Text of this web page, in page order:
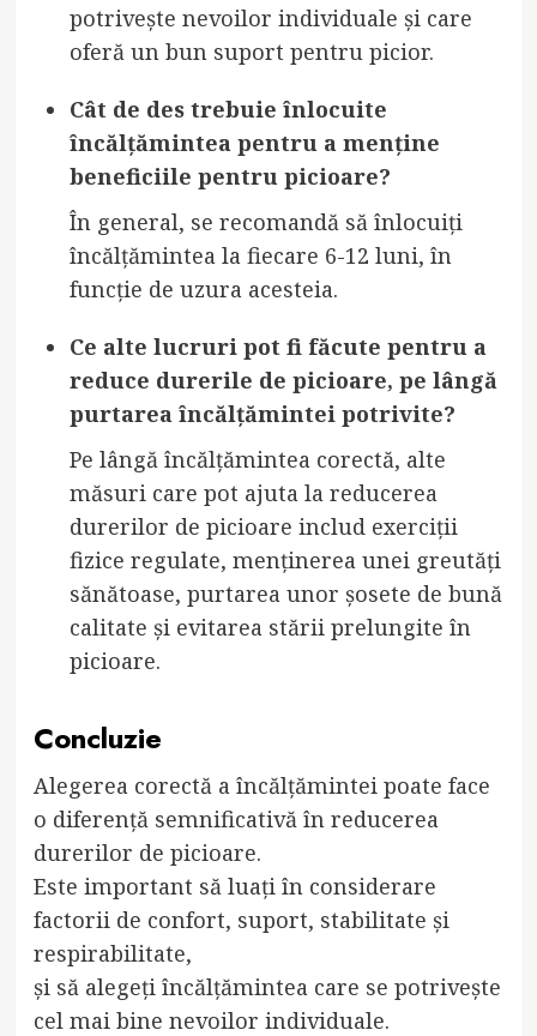
potrivește nevoilor individuale și care
oferă un bun suport pentru picior.
Cât de des trebuie înlocuite
încălțămintea pentru a menține
beneficiile pentru picioare?
În general, se recomandă să înlocuiți
încălțămintea la fiecare 6-12 luni, în
funcție de uzura acesteia.
Ce alte lucruri pot fi făcute pentru a
reduce durerile de picioare, pe lângă
purtarea încălțămintei potrivite?
Pe lângă încălțămintea corectă, alte
măsuri care pot ajuta la reducerea
durerilor de picioare includ exerciții
fizice regulate, menținerea unei greutăți
sănătoase, purtarea unor șosete de bună
calitate și evitarea stării prelungite în
picioare.
Concluzie
Alegerea corectă a încălțămintei poate face
o diferență semnificativă în reducerea
durerilor de picioare.
Este important să luați în considerare
factorii de confort, suport, stabilitate și
respirabilitate,
și să alegeți încălțămintea care se potrivește
cel mai bine nevoilor individuale.